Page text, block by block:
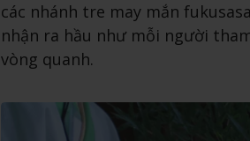
các nhánh tre may mắn
nhận ra hầu như mỗi người
vòng quanh.